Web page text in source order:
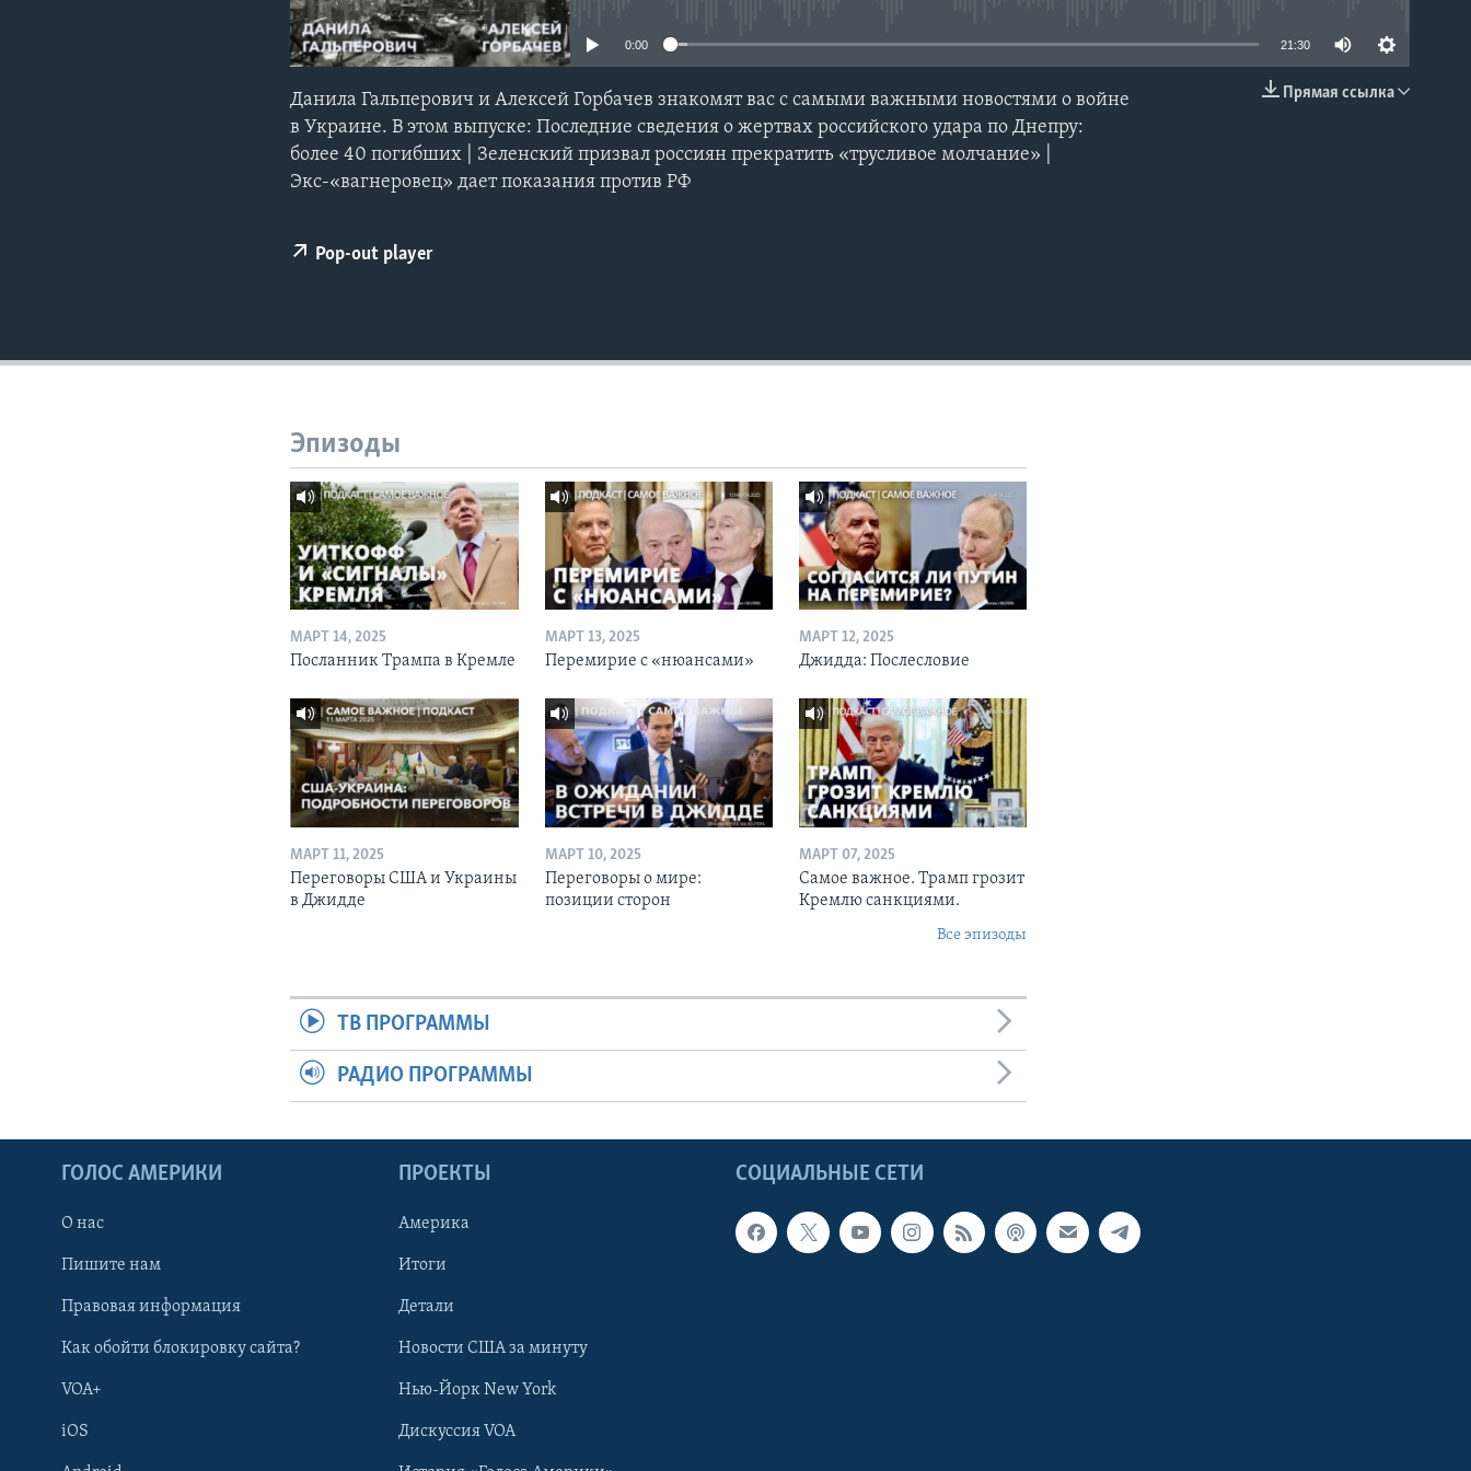
0:00 21:30
Прямая ссылка
Данила Гальперович и Алексей Горбачев знакомят вас с самыми важными новостями о войне
в Украине. В этом выпуске: Последние сведения о жертвах российского удара по Днепру:
более 40 погибших | Зеленский призвал россиян прекратить «трусливое молчание» |
Экс-«вагнеровец» дает показания против РФ
Pop-out player
Эпизоды
МАРТ 14, 2025
Посланник Трампа в Кремле
МАРТ 13, 2025
Перемирие с «нюансами»
МАРТ 12, 2025
Джидда: Послесловие
МАРТ 11, 2025
Переговоры США и Украины
в Джидде
МАРТ 10, 2025
Переговоры о мире:
позиции сторон
МАРТ 07, 2025
Самое важное. Трамп грозит
Кремлю санкциями.
Все эпизоды
ТВ ПРОГРАММЫ
РАДИО ПРОГРАММЫ
СОЦИАЛЬНЫЕ СЕТИ
ГОЛОС АМЕРИКИ
О нас
Пишите нам
Правовая информация
Как обойти блокировку сайта?
VOA+
iOS
ПРОЕКТЫ
Америка
Итоги
Детали
Новости США за минуту
Нью-Йорк New York
Дискуссия VOA